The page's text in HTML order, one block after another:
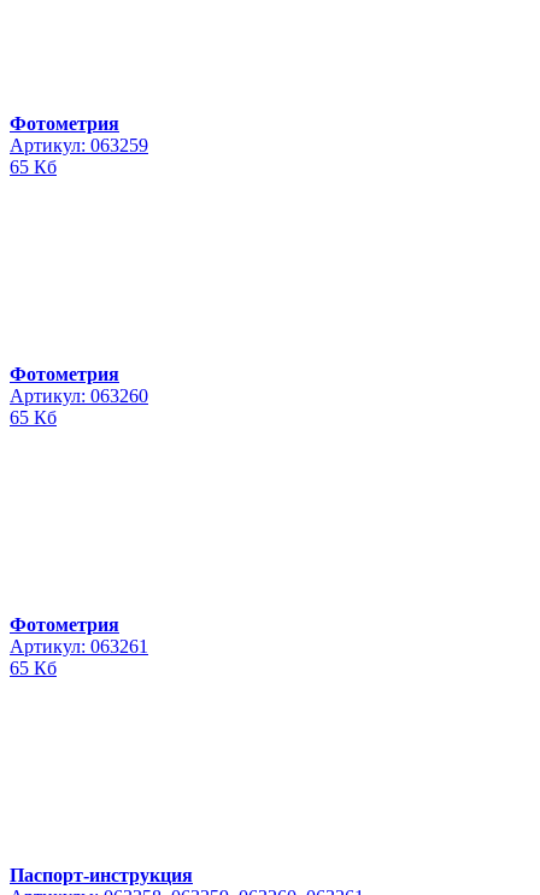
Фотометрия
Артикул: 063259
65 Кб
Фотометрия
Артикул: 063260
65 Кб
Фотометрия
Артикул: 063261
65 Кб
Паспорт-инструкция